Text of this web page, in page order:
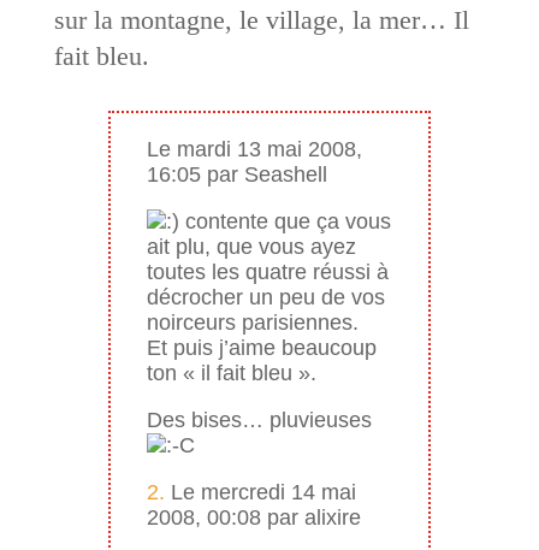
sur la montagne, le village, la mer… Il
fait bleu.
Le mardi 13 mai 2008,
16:05 par Seashell
contente que ça vous
ait plu, que vous ayez
toutes les quatre réussi à
décrocher un peu de vos
noirceurs parisiennes.
Et puis j’aime beaucoup
ton « il fait bleu ».
Des bises… pluvieuses
2. Le mercredi 14 mai
2008, 00:08 par alixire